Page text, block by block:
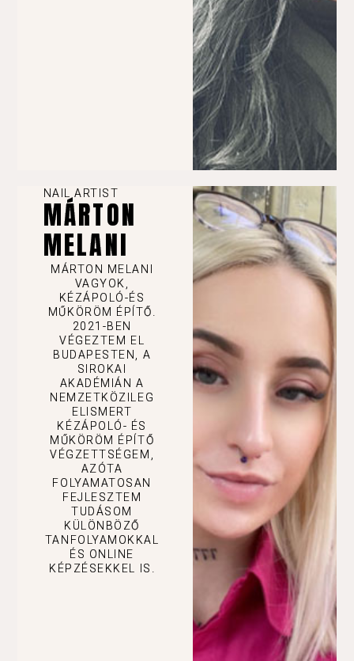
NAIL ARTIST
MÁRTON
MELANI
MÁRTON MELANI
VAGYOK,
KÉZÁPOLÓ-ÉS
MŰKÖRÖM ÉPÍTŐ.
2021-BEN
VÉGEZTEM EL
BUDAPESTEN, A
SIROKAI
AKADÉMIÁN A
NEMZETKÖZILEG
ELISMERT
KÉZÁPOLÓ- ÉS
MŰKÖRÖM ÉPÍTŐ
VÉGZETTSÉGEM,
AZÓTA
FOLYAMATOSAN
FEJLESZTEM
TUDÁSOM
KÜLÖNBÖZŐ
TANFOLYAMOKKAL
ÉS ONLINE
KÉPZÉSEKKEL IS.